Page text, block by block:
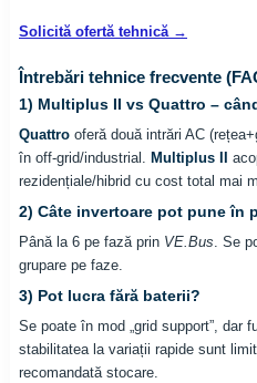
Solicită ofertă tehnică →
Întrebări tehnice frecvente
1) Multiplus II vs Quattro –
Quattro oferă două intrări AC
în off-grid/industrial. Multiplus II
rezidențiale/hibrid cu cost total mai
2) Câte invertoare pot pune în
Până la 6 pe fază prin VE.Bus. Se
grupare pe faze.
3) Pot lucra fără baterii?
Se poate în mod „grid support”, dar
stabilitatea la variații rapide sunt
recomandată stocare.